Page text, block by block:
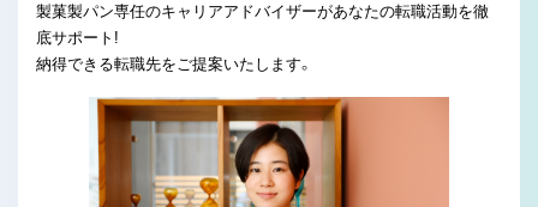
製菓製パン専任のキャリアアドバイザーがあなたの転職活動を徹
底サポート!
納得できる転職先をご提案いたします。